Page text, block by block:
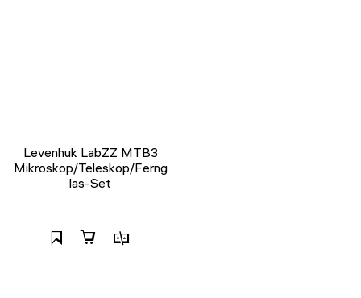
Levenhuk LabZZ MTB3
Mikroskop/Teleskop/Ferng
las-Set